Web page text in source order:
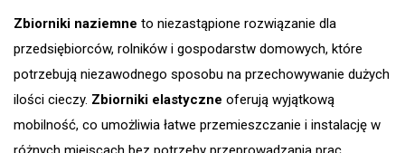
Zbiorniki naziemne to niezastąpione rozwiązanie dla
przedsiębiorców, rolników i gospodarstw domowych, które
potrzebują niezawodnego sposobu na przechowywanie dużych
ilości cieczy. Zbiorniki elastyczne oferują wyjątkową
mobilność, co umożliwia łatwe przemieszczanie i instalację w